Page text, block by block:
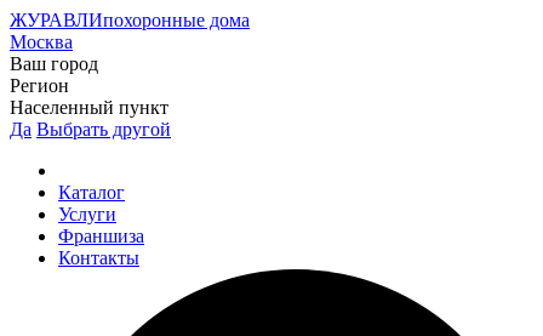
ЖУРАВЛИпохоронные дома
Москва
Ваш город
Регион
Населенный пункт
Да Выбрать другой
Каталог
Услуги
Франшиза
Контакты